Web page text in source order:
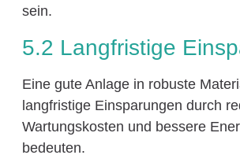
sein.
5.2 Langfristige
Eine gute Anlage in robuste
langfristige Einsparungen durch
Wartungskosten und bessere
bedeuten.